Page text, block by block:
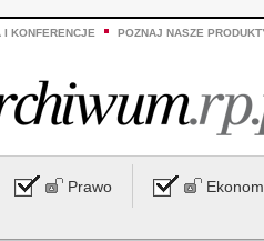
I KONFERENCJE POZNAJ NASZE
Prawo